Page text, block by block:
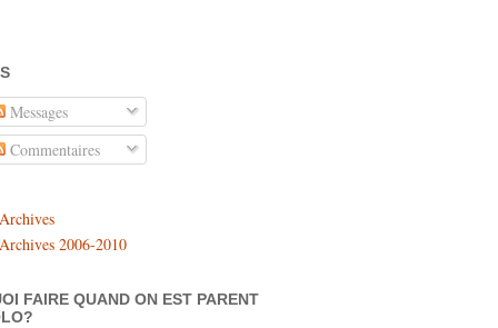
Messages
Commentaires
2006-2010
FAIRE QUAND ON EST PARENT